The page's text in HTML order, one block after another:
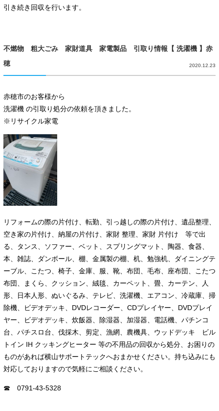
引き続き回収を行います。
不燃物 粗大ごみ 家財道具 家電製品 引取り情報【 洗濯機 】赤
穂
2020.12.23
赤穂市のお客様から
洗濯機 の引取り処分の依頼を頂きました。
※リサイクル家電
リフォームの際の片付け、転勤、引っ越しの際の片付け、遺品整理、
空き家の片付け、納屋の片付け、家財 整理、家財 片付け 等で出
る、タンス、ソファー、ベット、スプリングマット、陶器、食器、
本、雑誌、ダンボール、棚、金属製の棚、机、勉強机、ダイニングテ
ーブル、こたつ、椅子、金庫、服、靴、布団、毛布、座布団、こたつ
布団、まくら、クッション、絨毯、カーペット、畳、カーテン、人
形、日本人形、ぬいぐるみ、テレビ、洗濯機、エアコン、冷蔵庫、掃
除機、ビデオデッキ、DVDレコーダー、CDプレイヤー、DVDプレイ
ヤー、ビデオデッキ、炊飯器、除湿器、加湿器、電話機、パチンコ
台、パチスロ台、伐採木、剪定、漁網、農機具、ウッドデッキ ビル
トイン IH クッキングヒーター 等の不用品の回収から処分、お困りの
ものがあれば横山サポートテックへおまかせください。持ち込みにも
対応しておりますので気軽にご相談ください。
☎ 0791-43-5328